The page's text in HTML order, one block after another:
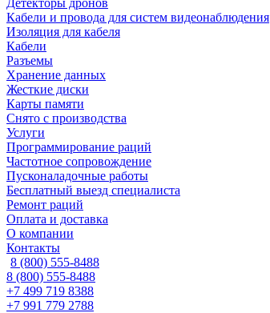
Детекторы дронов
Кабели и провода для систем видеонаблюдения
Изоляция для кабеля
Кабели
Разъемы
Хранение данных
Жесткие диски
Карты памяти
Снято с производства
Услуги
Программирование раций
Частотное сопровождение
Пусконаладочные работы
Бесплатный выезд специалиста
Ремонт раций
Оплата и доставка
О компании
Контакты
8 (800) 555-8488
8 (800) 555-8488
+7 499 719 8388
+7 991 779 2788